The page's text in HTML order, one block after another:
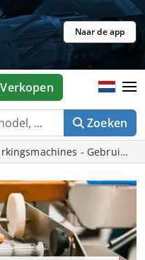
Naar de app
Zoeken
Verkopen
- Gebruikte